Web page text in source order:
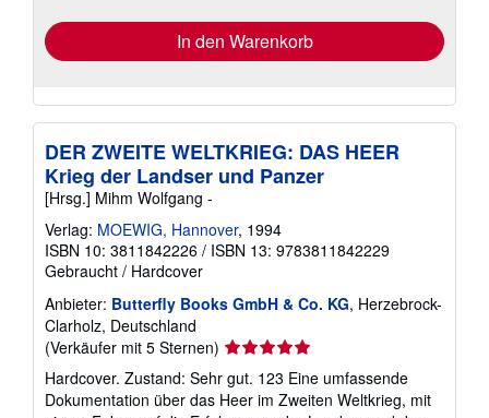
In den Warenkorb
DER ZWEITE WELTKRIEG: DAS HEER
Krieg der Landser und Panzer
[Hrsg.] Mihm Wolfgang -
Verlag: MOEWIG, Hannover, 1994
ISBN 10: 3811842226 / ISBN 13: 9783811842229
Gebraucht / Hardcover
Anbieter: Butterfly Books GmbH & Co. KG, Herzebrock-
Clarholz, Deutschland
(Verkäufer mit 5 Sternen) Verkäuferbewertung
von
5
Hardcover. Zustand: Sehr gut. 123 Eine umfassende
Dokumentation über das Heer im Zweiten Weltkrieg, mit